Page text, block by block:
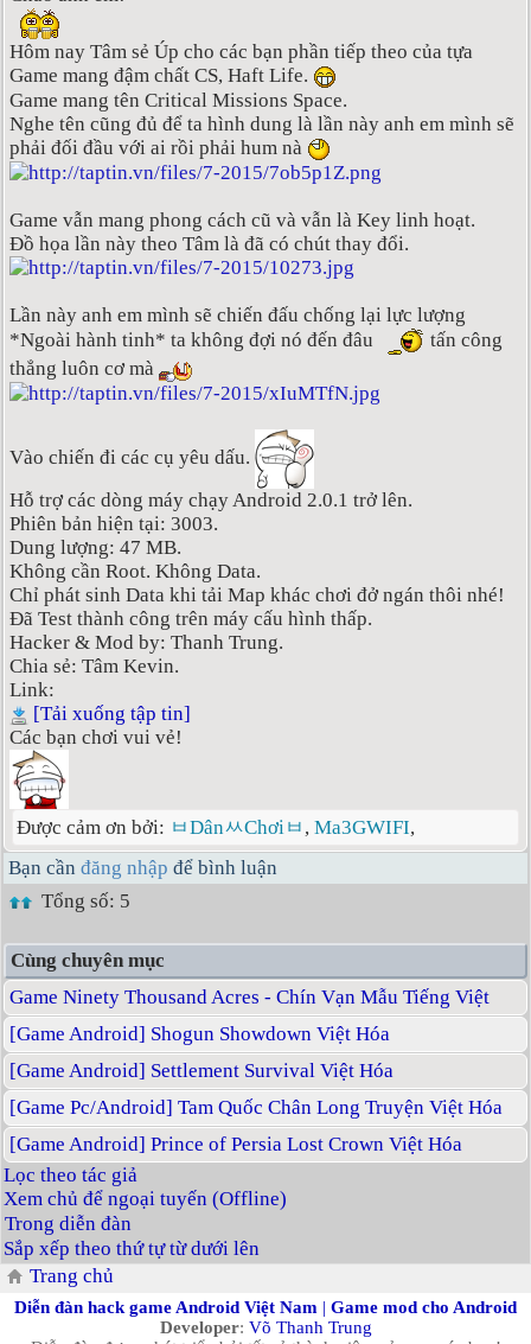
Hôm nay Tâm sẻ Úp cho các bạn phần tiếp theo của tựa
Game mang đậm chất CS, Haft Life.
Game mang tên Critical Missions Space.
Nghe tên cũng đủ để ta hình dung là lần này anh em mình sẽ
phải đối đầu với ai rồi phải hum nà
Game vẫn mang phong cách cũ và vẫn là Key linh hoạt.
Đồ họa lần này theo Tâm là đã có chút thay đổi.
Lần này anh em mình sẽ chiến đấu chống lại lực lượng
*Ngoài hành tinh* ta không đợi nó đến đâu
tấn công
thẳng luôn cơ mà
Vào chiến đi các cụ yêu dấu.
Hỗ trợ các dòng máy chạy Android 2.0.1 trở lên.
Phiên bản hiện tại: 3003.
Dung lượng: 47 MB.
Không cần Root. Không Data.
Chỉ phát sinh Data khi tải Map khác chơi đở ngán thôi nhé!
Đã Test thành công trên máy cấu hình thấp.
Hacker & Mod by: Thanh Trung.
Chia sẻ: Tâm Kevin.
Link:
[Tải xuống tập tin]
Các bạn chơi vui vẻ!
Được cảm ơn bởi: ㅂDânㅆChơiㅂ , Ma3GWIFI,
Bạn cần đăng nhập để bình luận
Tổng số: 5
Cùng chuyên mục
Game Ninety Thousand Acres - Chín Vạn Mẫu Tiếng Việt
[Game Android] Shogun Showdown Việt Hóa
[Game Android] Settlement Survival Việt Hóa
[Game Pc/Android] Tam Quốc Chân Long Truyện Việt Hóa
[Game Android] Prince of Persia Lost Crown Việt Hóa
Lọc theo tác giả
Xem chủ để ngoại tuyến (Offline)
Trong diễn đàn
Sắp xếp theo thứ tự từ dưới lên
Trang chủ
Diễn đàn hack game Android Việt Nam | Game mod cho Android
Developer: Võ Thanh Trung